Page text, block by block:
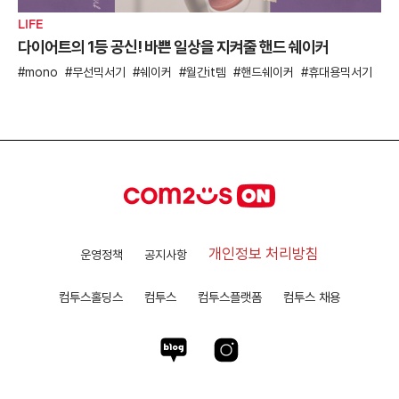
LIFE
다이어트의 1등 공신! 바쁜 일상을 지켜줄 핸드 쉐이커
mono 무선믹서기 쉐이커 월간it템 핸드쉐이커 휴대용믹서기
운영정책 공지사항 개인정보 처리방침
컴투스홀딩스 컴투스 컴투스플랫폼 컴투스 채용